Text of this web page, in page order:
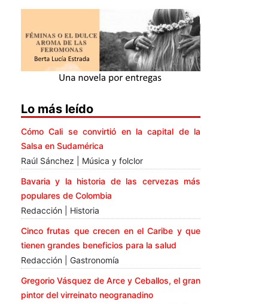
Lo más leído
Cómo Cali se convirtió en la capital de la
Salsa en Sudamérica
Raúl Sánchez | Música y folclor
Bavaria y la historia de las cervezas más
populares de Colombia
Redacción | Historia
Cinco frutas que crecen en el Caribe y que
tienen grandes beneficios para la salud
Redacción | Gastronomía
Gregorio Vásquez de Arce y Ceballos, el gran
pintor del virreinato neogranadino